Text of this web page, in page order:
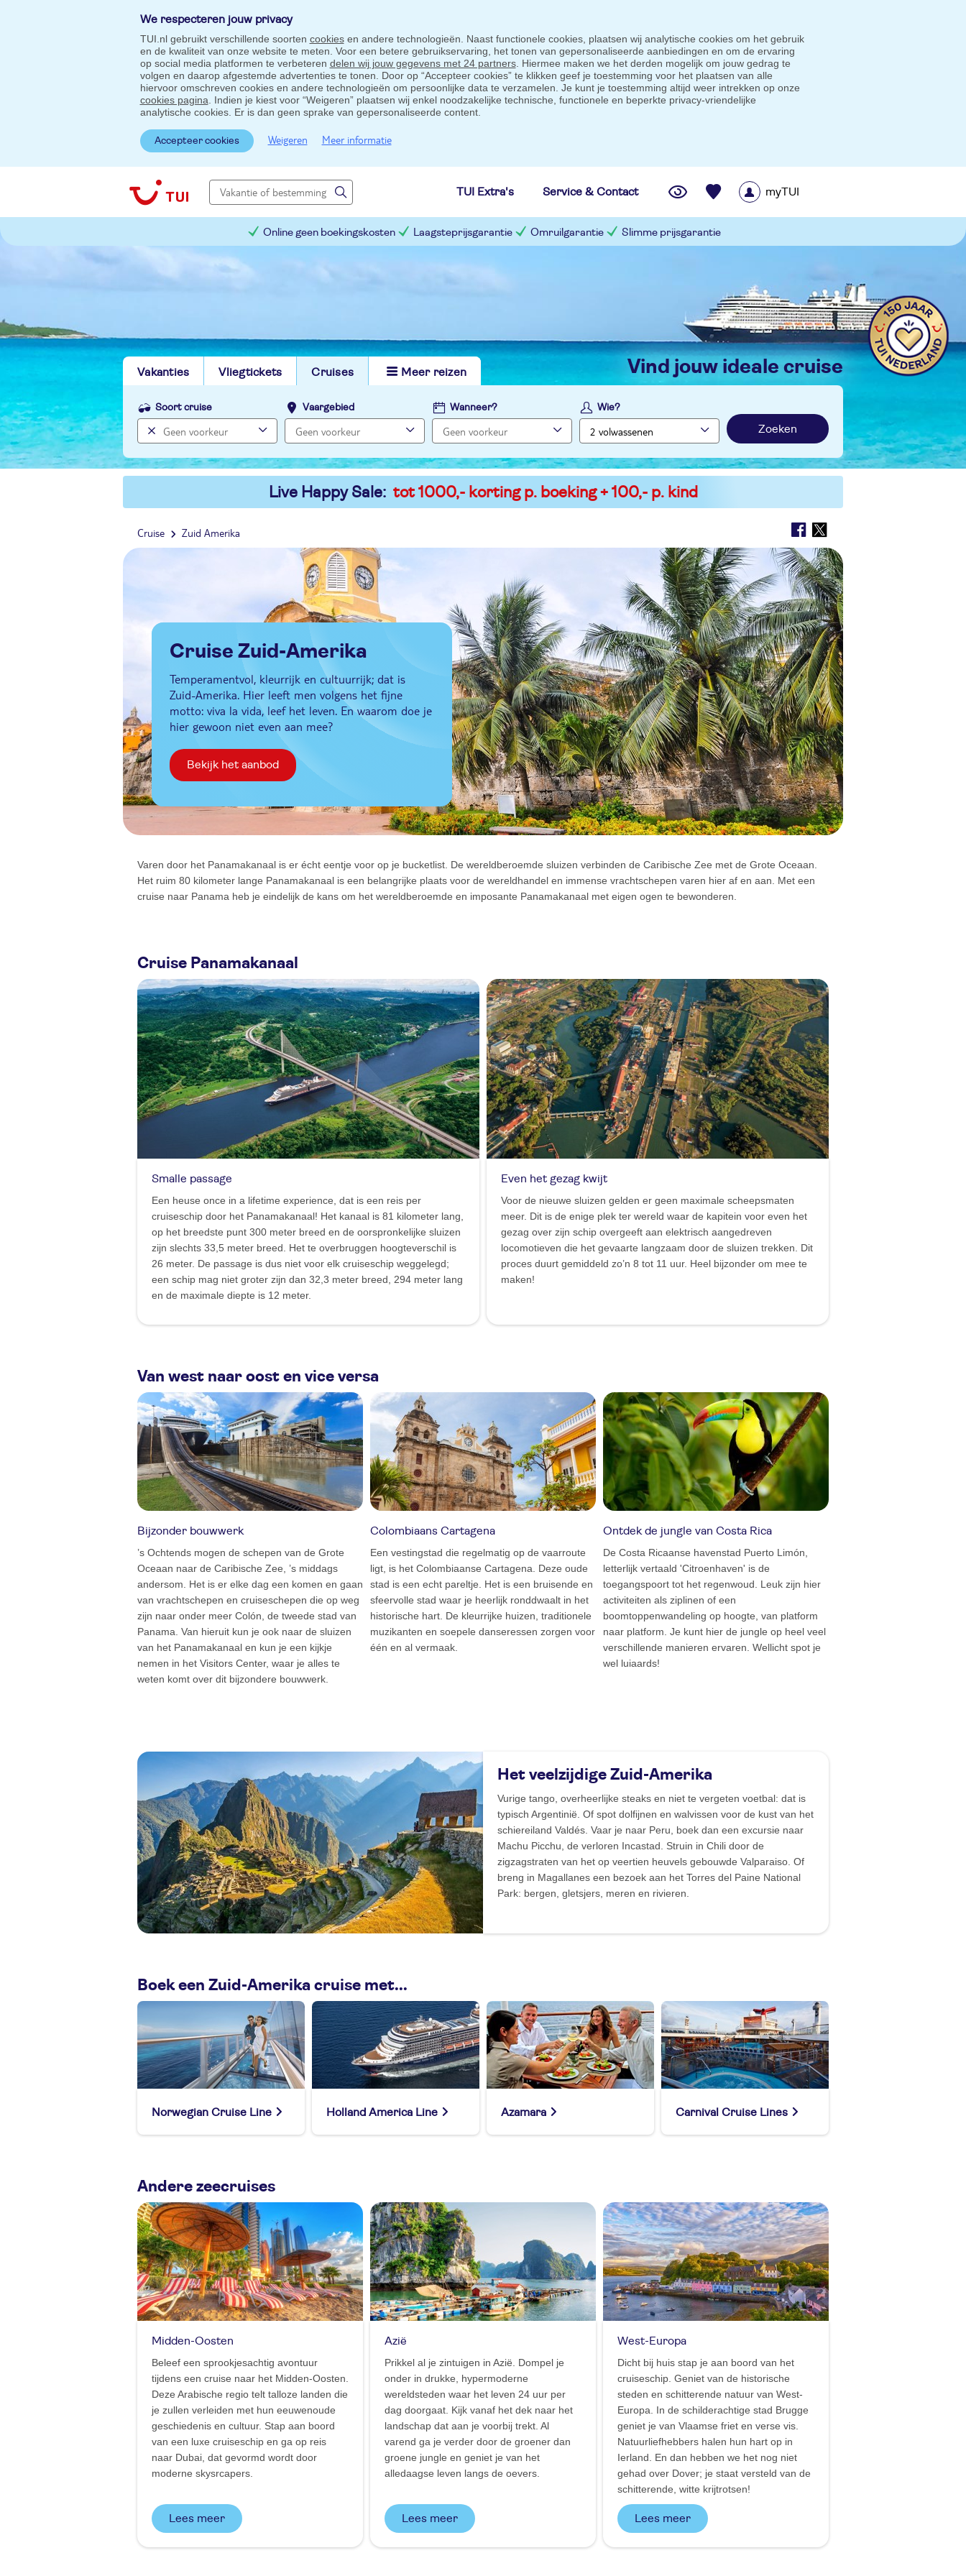
We respecteren jouw privacy
TUI.nl gebruikt verschillende soorten cookiesen andere technologieën. Naast functionele cookies, plaatsen wij analytische cookies om het gebruik
en de kwaliteit van onze website te meten. Voor een betere gebruikservaring, het tonen van gepersonaliseerde aanbiedingen en om de ervaring
op social media platformen te verbeteren delen wij jouw gegevens met 24 partners. Hiermee maken we het derden mogelijk om jouw gedrag te
volgen en daarop afgestemde advertenties te tonen. Door op “Accepteer cookies” te klikken geef je toestemming voor het plaatsen van alle
hiervoor omschreven cookies en andere technologieën om persoonlijke data te verzamelen. Je kunt je toestemming altijd weer intrekken op onze
cookies pagina . Indien je kiest voor “Weigeren” plaatsen wij enkel noodzakelijke technische, functionele en beperkte privacy-vriendelijke
analytische cookies. Er is dan geen sprake van gepersonaliseerde content.
Accepteer cookies Weigeren Meer informatie
TUI Extra's Service & Contact myTUI
Online geen boekingskosten Laagsteprijsgarantie Omruilgarantie Slimme prijsgarantie
Vakanties Vliegtickets Cruises Meer reizen vind jouw ideale cruise
Soort cruise Vaargebied Wanneer? Wie?
Zoeken
Live Happy Sale: tot 1000,- korting p. boeking + 100,- p. kind
Cruise Zuid Amerika
Cruise Zuid-Amerika
Temperamentvol, kleurrijk en cultuurrijk; dat is
Zuid-Amerika. Hier leeft men volgens het fijne
motto: viva la vida, leef het leven. En waarom doe je
hier gewoon niet even aan mee?
Bekijk het aanbod
Varen door het Panamakanaal is er écht eentje voor op je bucketlist. De wereldberoemde sluizen verbinden de Caribische Zee met de Grote Oceaan.
Het ruim 80 kilometer lange Panamakanaal is een belangrijke plaats voor de wereldhandel en immense vrachtschepen varen hier af en aan. Met een
cruise naar Panama heb je eindelijk de kans om het wereldberoemde en imposante Panamakanaal met eigen ogen te bewonderen.
Cruise Panamakanaal
Smalle passage
Een heuse once in a lifetime experience, dat is een reis per
cruiseschip door het Panamakanaal! Het kanaal is 81 kilometer lang,
op het breedste punt 300 meter breed en de oorspronkelijke sluizen
zijn slechts 33,5 meter breed. Het te overbruggen hoogteverschil is
26 meter. De passage is dus niet voor elk cruiseschip weggelegd;
een schip mag niet groter zijn dan 32,3 meter breed, 294 meter lang
en de maximale diepte is 12 meter.
Even het gezag kwijt
Voor de nieuwe sluizen gelden er geen maximale scheepsmaten
meer. Dit is de enige plek ter wereld waar de kapitein voor even het
gezag over zijn schip overgeeft aan elektrisch aangedreven
locomotieven die het gevaarte langzaam door de sluizen trekken. Dit
proces duurt gemiddeld zo’n 8 tot 11 uur. Heel bijzonder om mee te
maken!
Van west naar oost en vice versa
Bijzonder bouwwerk
’s Ochtends mogen de schepen van de Grote
Oceaan naar de Caribische Zee, ’s middags
andersom. Het is er elke dag een komen en gaan
van vrachtschepen en cruiseschepen die op weg
zijn naar onder meer Colón, de tweede stad van
Panama. Van hieruit kun je ook naar de sluizen
van het Panamakanaal en kun je een kijkje
nemen in het Visitors Center, waar je alles te
weten komt over dit bijzondere bouwwerk.
Colombiaans Cartagena
Een vestingstad die regelmatig op de vaarroute
ligt, is het Colombiaanse Cartagena. Deze oude
stad is een echt pareltje. Het is een bruisende en
sfeervolle stad waar je heerlijk ronddwaalt in het
historische hart. De kleurrijke huizen, traditionele
muzikanten en soepele danseressen zorgen voor
één en al vermaak.
Ontdek de jungle van Costa Rica
De Costa Ricaanse havenstad Puerto Limón,
letterlijk vertaald 'Citroenhaven' is de
toegangspoort tot het regenwoud. Leuk zijn hier
activiteiten als ziplinen of een
boomtoppenwandeling op hoogte, van platform
naar platform. Je kunt hier de jungle op heel veel
verschillende manieren ervaren. Wellicht spot je
wel luiaards!
Het veelzijdige Zuid-Amerika
Vurige tango, overheerlijke steaks en niet te vergeten voetbal: dat is
typisch Argentinië. Of spot dolfijnen en walvissen voor de kust van het
schiereiland Valdés. Vaar je naar Peru, boek dan een excursie naar
Machu Picchu, de verloren Incastad. Struin in Chili door de
zigzagstraten van het op veertien heuvels gebouwde Valparaiso. Of
breng in Magallanes een bezoek aan het Torres del Paine National
Park: bergen, gletsjers, meren en rivieren.
Boek een Zuid-Amerika cruise met...
Norwegian Cruise Line Holland America Line Azamara Carnival Cruise Lines
Andere zeecruises
Midden-Oosten
Beleef een sprookjesachtig avontuur
tijdens een cruise naar het Midden-Oosten.
Deze Arabische regio telt talloze landen die
je zullen verleiden met hun eeuwenoude
geschiedenis en cultuur. Stap aan boord
van een luxe cruiseschip en ga op reis
naar Dubai, dat gevormd wordt door
moderne skysrcapers.
Lees meer
Azië
Prikkel al je zintuigen in Azië. Dompel je
onder in drukke, hypermoderne
wereldsteden waar het leven 24 uur per
dag doorgaat. Kijk vanaf het dek naar het
landschap dat aan je voorbij trekt. Al
varend ga je verder door de groener dan
groene jungle en geniet je van het
alledaagse leven langs de oevers.
Lees meer
West-Europa
Dicht bij huis stap je aan boord van het
cruiseschip. Geniet van de historische
steden en schitterende natuur van West-
Europa. In de schilderachtige stad Brugge
geniet je van Vlaamse friet en verse vis.
Natuurliefhebbers halen hun hart op in
Ierland. En dan hebben we het nog niet
gehad over Dover; je staat versteld van de
schitterende, witte krijtrotsen!
Lees meer